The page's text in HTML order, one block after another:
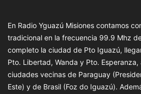
En Radio Yguazú Misiones contamos
tradicional en la frecuencia 99.9 Mhz
completo la ciudad de Pto Iguazú,
Pto. Libertad, Wanda y Pto. Esperanza,
ciudades vecinas de Paraguay
Este) y de Brasil (Foz do Iguazú).